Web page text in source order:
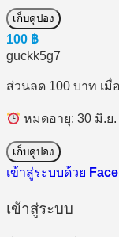
เก็บคูปอง
100 ฿
guckk5g7
ส่วนลด 100 บาท เ
หมดอายุ: 30 มิ.ย.
เก็บคูปอง
เข้าสู่ระบบด้วย
เข้าสู่ระบบ